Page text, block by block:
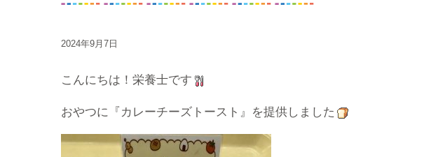
2024年9月7日
こんにちは！栄養士です
おやつに『カレーチーズトースト』を提供しました